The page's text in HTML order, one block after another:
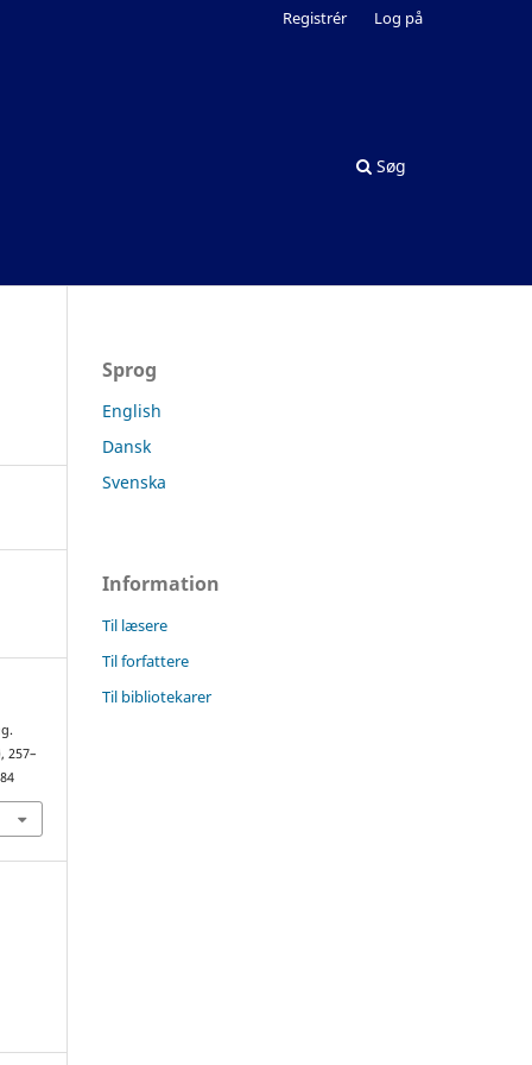
Søg
Registrér Log på
257–
Sprog
English
Dansk
Svenska
Information
Til læsere
Til forfattere
Til bibliotekarer